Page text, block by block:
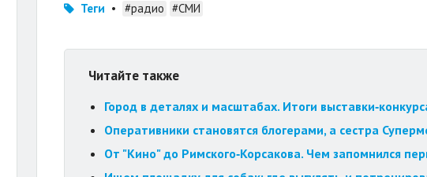
Теги • #радио #СМИ
Читайте также
Город в деталях и масштабах. Итоги
Оперативники становятся блогерами, а сестра
От "Кино" до Римского‑Корсакова. Чем запомнился